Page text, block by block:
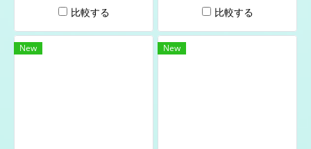
比較する
比較する
New New